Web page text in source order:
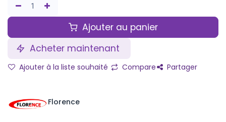
Ajouter au panier
Acheter maintenant
Ajouter à la liste souhaité Compare Partager
Florence